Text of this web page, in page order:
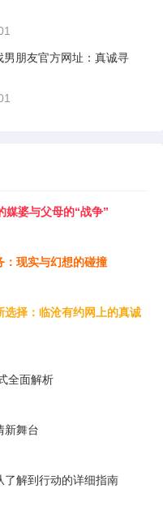
朋友官方网址：真诚寻
媒婆与父母的“战争”
：现实与幻想的碰撞
择：临沧有约网上的真诚
全面解析
新舞台
了解到行动的详细指南